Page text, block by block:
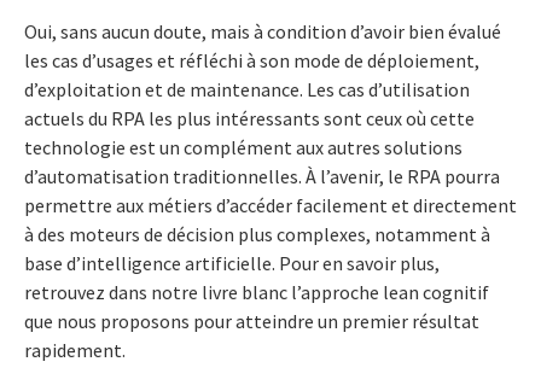
Oui, sans aucun doute, mais à condition d’avoir bien évalué
les cas d’usages et réfléchi à son mode de déploiement,
d’exploitation et de maintenance. Les cas d’utilisation
actuels du RPA les plus intéressants sont ceux où cette
technologie est un complément aux autres solutions
d’automatisation traditionnelles. À l’avenir, le RPA pourra
permettre aux métiers d’accéder facilement et directement
à des moteurs de décision plus complexes, notamment à
base d’intelligence artificielle. Pour en savoir plus,
retrouvez dans notre livre blanc l’approche lean cognitif
que nous proposons pour atteindre un premier résultat
rapidement.